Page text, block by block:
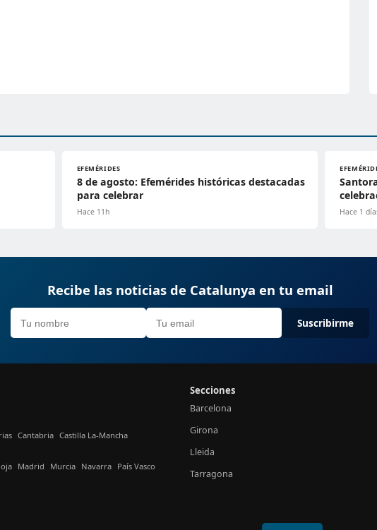
EFEMÉRIDES
8 de agosto: Efemérides históricas destacadas
para celebrar
Hace 11h Hace 1
Recibe las noticias de Catalunya en tu email
Suscribirme
Cantabria Castilla La-Mancha
Madrid Murcia Navarra País Vasco
Secciones
Barcelona
Girona
Lleida
Tarragona